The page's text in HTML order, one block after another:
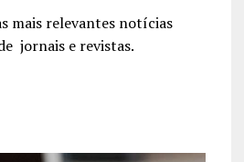
mais relevantes notícias
jornais e revistas.